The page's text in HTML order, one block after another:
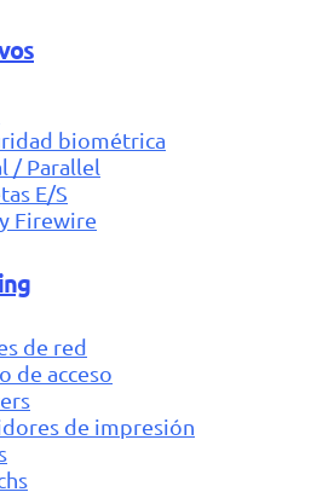
biométrica
/ Parallel
E/S
Firewire
de red
de acceso
de impresión